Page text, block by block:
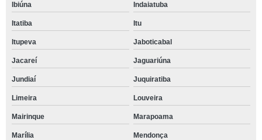
Ibiúna Indaiatuba
Itatiba Itu
Itupeva Jaboticabal
Jacareí Jaguariúna
Jundiaí Juquiratiba
Limeira Louveira
Mairinque Marapoama
Marília Mendonça